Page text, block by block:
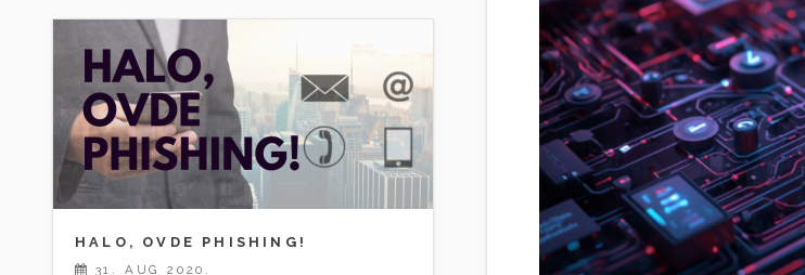
HALO, OVDE PHISHING!
31. AUG 2020.